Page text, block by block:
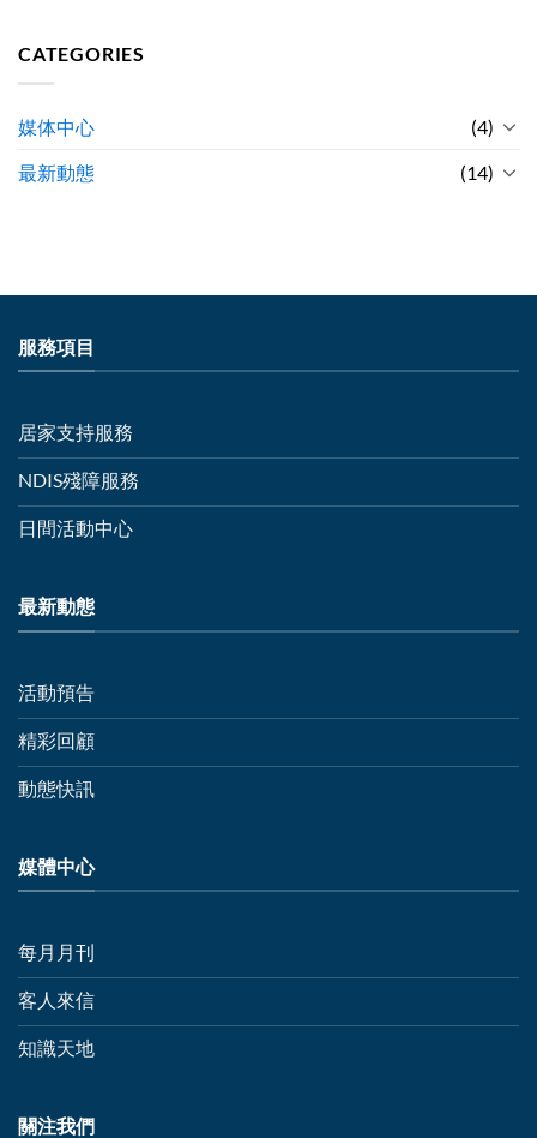
CATEGORIES
媒体中心
(4)
最新動態
(14)
服務項目
居家支持服務
NDIS殘障服務
日間活動中心
最新動態
活動預告
精彩回顧
動態快訊
媒體中心
每月月刊
客人來信
知識天地
關注我們